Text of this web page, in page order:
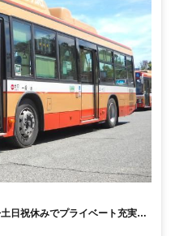
祝休みでプライベート充実◆